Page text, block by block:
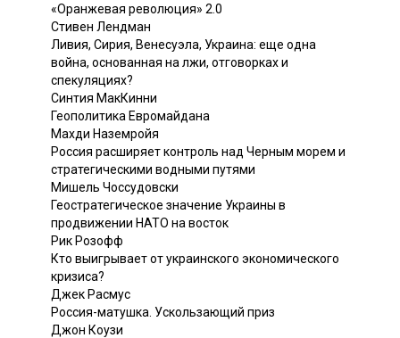
«Оранжевая революция» 2.0
Стивен Лендман
Ливия, Сирия, Венесуэла, Украина: еще одна
война, основанная на лжи, отговорках и
спекуляциях?
Синтия МакКинни
Геополитика Евромайдана
Махди Наземройя
Россия расширяет контроль над Черным морем и
стратегическими водными путями
Мишель Чоссудовски
Геостратегическое значение Украины в
продвижении НАТО на восток
Рик Розофф
Кто выигрывает от украинского экономического
кризиса?
Джек Расмус
Россия-матушка. Ускользающий приз
Джон Коузи